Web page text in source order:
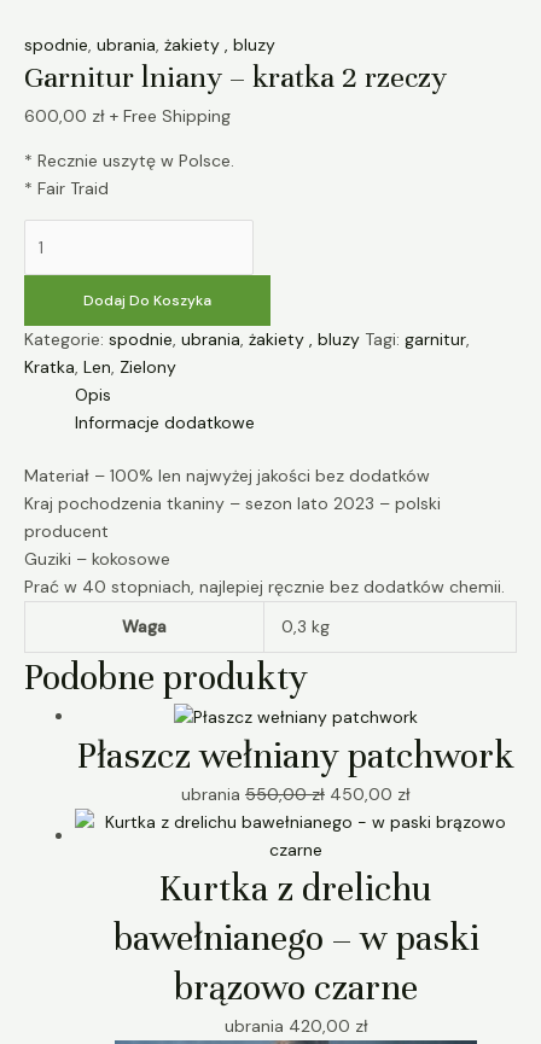
spodnie, ubrania, żakiety , bluzy
Garnitur lniany – kratka 2 rzeczy
600,00 zł + Free Shipping
* Recznie uszytę w Polsce.
* Fair Traid
Dodaj Do Koszyka
Kategorie: spodnie, ubrania, żakiety , bluzy Tagi: garnitur,
Kratka, Len, Zielony
Opis
Informacje dodatkowe
Materiał – 100% len najwyżej jakości bez dodatków
Kraj pochodzenia tkaniny – sezon lato 2023 – polski
producent
Guziki – kokosowe
Prać w 40 stopniach, najlepiej ręcznie bez dodatków chemii.
Waga
0,3 kg
Podobne produkty
Płaszcz wełniany patchwork
ubrania 550,00zł 450,00 zł
Kurtka z drelichu
bawełnianego – w paski
brązowo czarne
ubrania 420,00 zł